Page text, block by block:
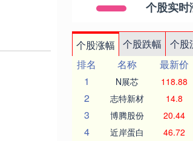
个股实时
个股涨幅 个股跌幅 个股
排名
名称 最新价
1
N展芯 118.88
2 志特新材 14.8
3 博腾股份 20.44
4 近岸蛋白 46.72